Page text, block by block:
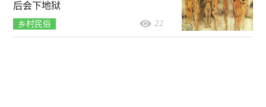
后会下地狱
乡村民俗 22